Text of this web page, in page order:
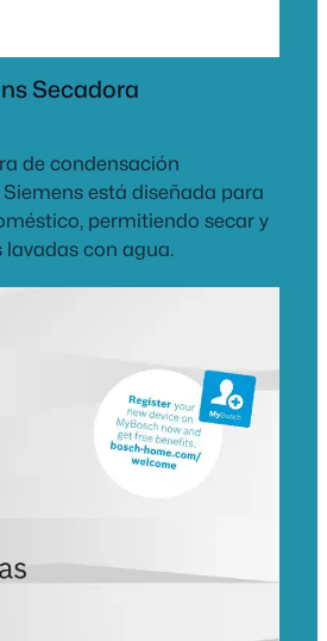
Secadora
de condensación
está diseñada para
permitiendo secar y
lavadas con agua.